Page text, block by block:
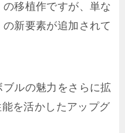
移植作ですが、単な
新要素が追加されて
ルの魅力をさらに拡
を活かしたアップグ